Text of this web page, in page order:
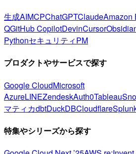
生成AIMCPChatGPTClaudeAmazon
QGitHub CopilotDevinCursor
PythonセキュリティPM
プロダクトやサービスで探す
Google CloudMicrosoft
AzureLINEZendeskAuth0Tableau
マティカdbtDuckDBCloudflare
特集やシリーズから探す